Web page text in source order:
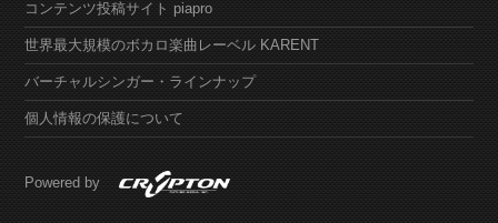
コンテンツ投稿サイト piapro
世界最大規模のボカロ楽曲レーベル KARENT
バーチャルシンガー・ラインナップ
個人情報の保護について
Powered by